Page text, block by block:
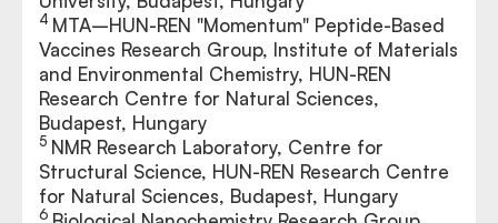
4 MTA–HUN-REN "Momentum" Peptide-Based
Vaccines Research Group, Institute of Materials
and Environmental Chemistry, HUN-REN
Research Centre for Natural Sciences,
Budapest, Hungary
5 NMR Research Laboratory, Centre for
Structural Science, HUN-REN Research Centre
for Natural Sciences, Budapest, Hungary
6